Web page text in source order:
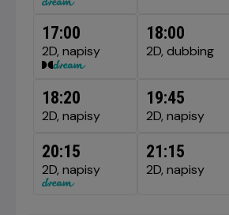
17:00
2D, napisy
18:00
2D, dubbing
18:20
2D, napisy
19:45
2D, napisy
20:15
2D, napisy
21:15
2D, napisy